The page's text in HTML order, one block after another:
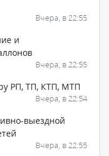
Вчера, в 22:55
и
Вчера, в 22:55
РП, ТП, КТП, МТП
Вчера, в 22:54
выездной
Вчера, в 22:55